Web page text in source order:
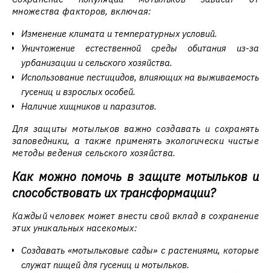
множества факторов, включая:
Изменение климата и температурных условий.
Уничтожение естественной среды обитания из-за
урбанизации и сельского хозяйства.
Использование пестицидов, влияющих на выживаемость
гусениц и взрослых особей.
Наличие хищников и паразитов.
Для защиты мотыльков важно создавать и сохранять
заповедники, а также применять экологически чистые
методы ведения сельского хозяйства.
Как можно помочь в защите мотыльков и
способствовать их трансформации?
Каждый человек может внести свой вклад в сохранение
этих уникальных насекомых:
Создавать «мотыльковые сады» с растениями, которые
служат пищей для гусениц и мотыльков.